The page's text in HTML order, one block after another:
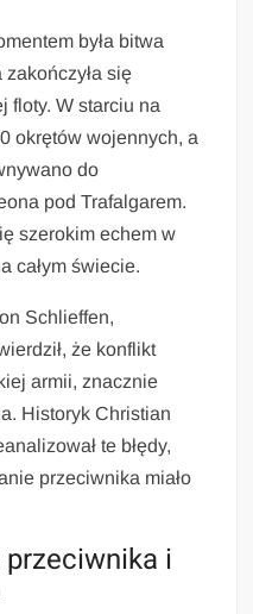
była bitwa
się
floty. W starciu na
okrętów wojennych, a
do
pod Trafalgarem.
szerokim echem w
całym świecie.
Schlieffen,
że konflikt
armii, znacznie
Historyk Christian
te błędy,
przeciwnika miało
i